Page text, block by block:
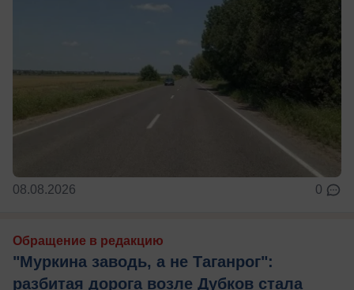
08.08.2026 0
Обращение в редакцию
"Муркина заводь, а не Таганрог":
разбитая дорога возле Дубков стала